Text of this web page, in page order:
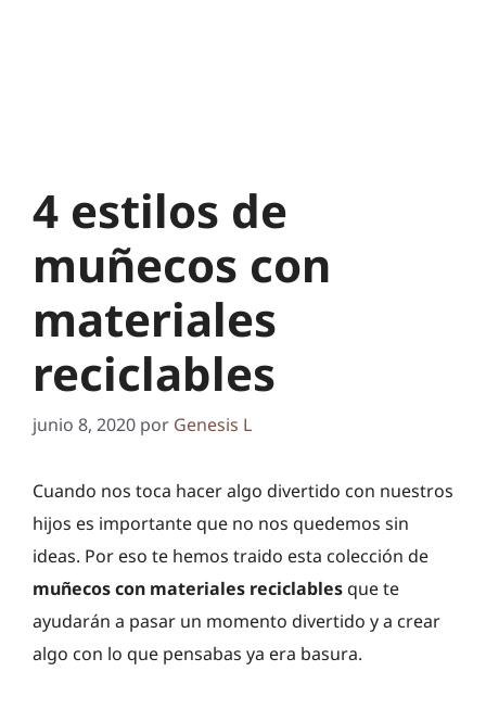
4 estilos de
muñecos con
materiales
reciclables
junio 8, 2020 por Genesis L
Cuando nos toca hacer algo divertido con nuestros
hijos es importante que no nos quedemos sin
ideas. Por eso te hemos traido esta colección de
muñecos con materiales reciclables que te
ayudarán a pasar un momento divertido y a crear
algo con lo que pensabas ya era basura.